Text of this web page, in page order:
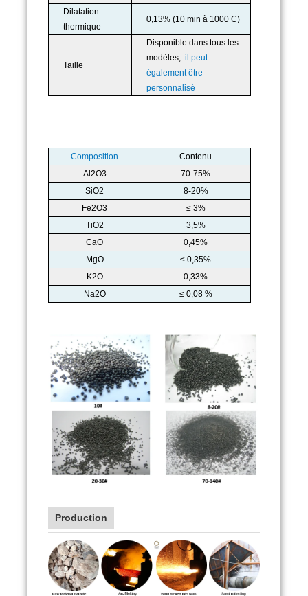
Dilatation
thermique
0,13% (10 min à 1000 C)
Taille
Disponible dans tous les
modèles,il peut
également être
personnalisé
Composition
Contenu
Al2O3
70-75%
SiO2
8-20%
Fe2O3
≤ 3%
TiO2
3,5%
CaO
0,45%
MgO
≤ 0,35%
K2O
0,33%
Na2O
≤ 0,08 %
Production